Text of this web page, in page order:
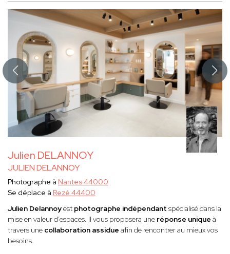
Julien DELANNOY
JULIEN DELANNOY
Photographe à Nantes 44000
Se déplace à Rezé 44400
Julien Delannoyest photographe indépendant spécialisé dans la
mise en valeur d’espaces. Il vous proposera une réponse unique à
travers une collaboration assidue afin de rencontrer au mieux vos
besoins.